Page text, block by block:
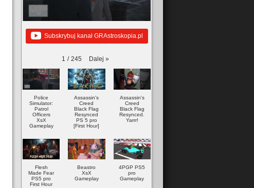
Subskrybuj kanał GRAstroskopia.pl
1 / 245 Dalej »
Police
Simulator:
Patrol
Officers
XsX
Gameplay
Assassin's
Creed
Black Flag
Resynced
PS 5 pro
[First Hour]
Assassin's
Creed
Black Flag
Resynced.
Yarrr!
Flesh
Made Fear
PS5 pro
First Hour
Beastro
XsX
Gameplay
4PGP PS5
pro
Gameplay